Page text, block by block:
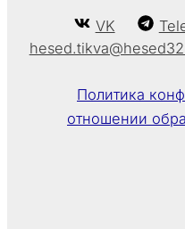
VK
Политика
отношении